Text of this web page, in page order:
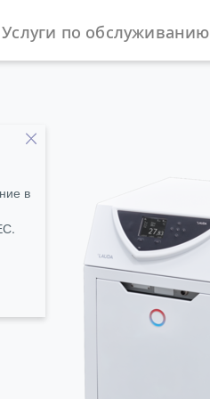
Услуги по обслуживанию
Variocool
в